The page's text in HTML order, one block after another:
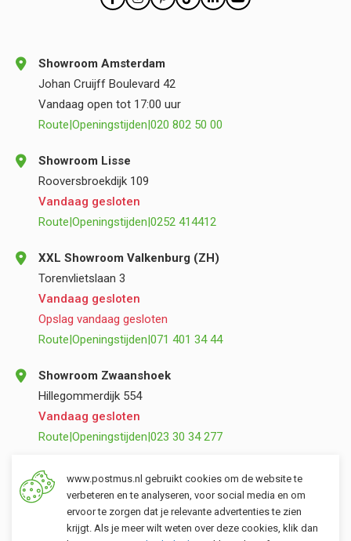
Showroom Amsterdam
Johan Cruijff Boulevard 42
Vandaag open tot 17:00 uur
Route|Openingstijden|020 802 50 00
Showroom Lisse
Rooversbroekdijk 109
Vandaag gesloten
Route|Openingstijden|0252 414412
XXL Showroom Valkenburg (ZH)
Torenvlietslaan 3
Vandaag gesloten
Opslag vandaag gesloten
Route|Openingstijden|071 401 34 44
Showroom Zwaanshoek
Hillegommerdijk 554
Vandaag gesloten
Route|Openingstijden|023 30 34 277
Opslag Valkenburg (ZH)
Torenvlietslaan 3
Vandaag gesloten
Route|Openingstijden |071 401 34 44
www.postmus.nl gebruikt cookies om de website te
verbeteren en te analyseren, voor social media en om
ervoor te zorgen dat je relevante advertenties te zien
krijgt. Als je meer wilt weten over deze cookies, klik dan